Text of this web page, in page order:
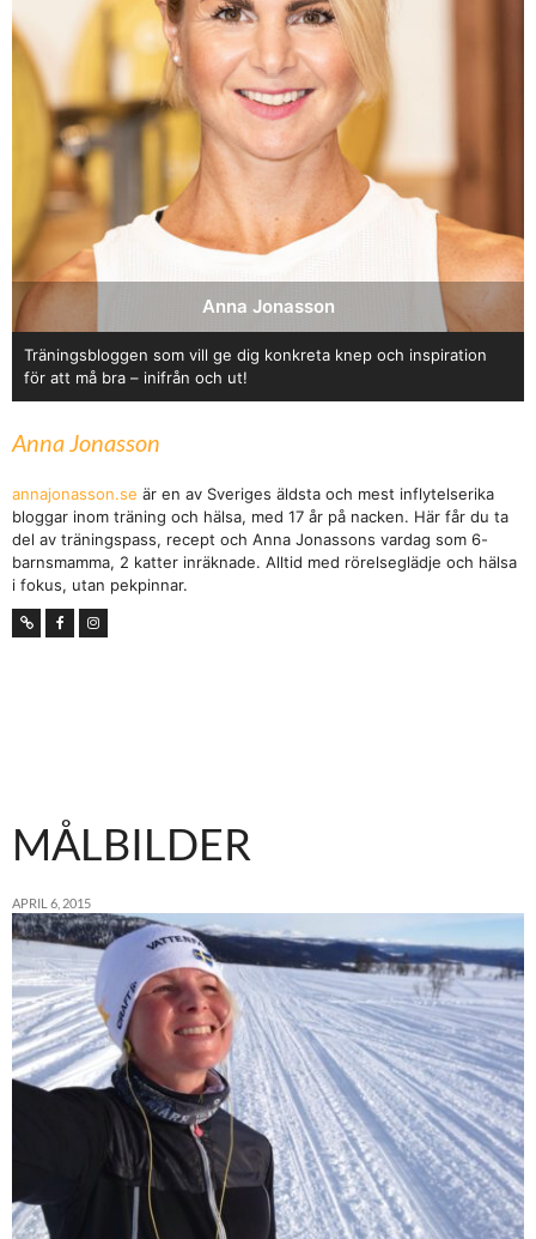
BARBRO SKRIVER:
APRIL 7, 2015 KL. 6:33 E M
Lycka till Anna
CECILIA SKRIVER:
APRIL 7, 2015 KL. 6:48 E M
Lycka till!! Jag kommer att tänka på dig!!
SKRIVER:
APRIL 7, 2015 KL. 8:45 E MAnna Jonasson
Träningsbloggen som vill ge dig konkreta knep och inspiration
för att må bra – inifrån och ut!
Anna Jonasson
annajonasson.se är en av Sveriges äldsta och mest inflytelserika
bloggar inom träning och hälsa, med 17 år på nacken. Här får du ta
del av träningspass, recept och Anna Jonassons vardag som 6-
barnsmamma, 2 katter inräknade. Alltid med rörelseglädje och hälsa
i fokus, utan pekpinnar.
MÅLBILDER
APRIL 6, 2015